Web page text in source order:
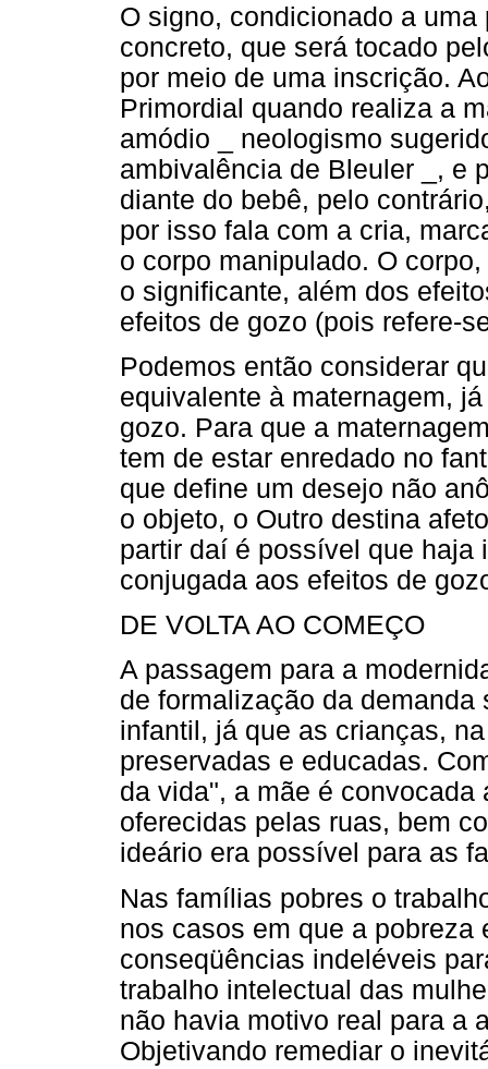
O signo, condicionado a
concreto, que será tocado
por meio de uma inscrição.
Primordial quando realiza a
amódio _ neologismo
ambivalência de Bleuler _, e
diante do bebê, pelo
por isso fala com a cria,
o corpo manipulado. O
o significante, além dos
efeitos de gozo (pois refere-
Podemos então considerar
equivalente à maternagem,
gozo. Para que a
tem de estar enredado no
que define um desejo não
o objeto, o Outro destina
partir daí é possível que haja
conjugada aos efeitos de
DE VOLTA AO COMEÇO
A passagem para a
de formalização da
infantil, já que as crianças,
preservadas e educadas.
da vida", a mãe é
oferecidas pelas ruas, bem
ideário era possível para as
Nas famílias pobres o
nos casos em que a pobreza
conseqüências indeléveis
trabalho intelectual das
não havia motivo real para a
Objetivando remediar o